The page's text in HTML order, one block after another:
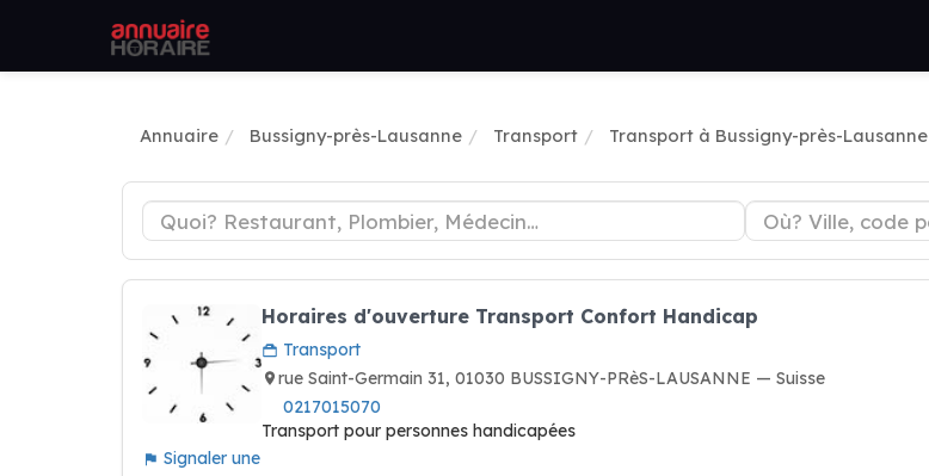
Annuaire Bussigny-près-Lausanne Transport Transport à Bussigny-près-Lausanne
Signaler une
Horaires d'ouverture Transport Confort Handicap
Transport
rue Saint-Germain 31, 01030 BUSSIGNY-PRèS-LAUSANNE — Suisse
0217015070
Transport pour personnes handicapées